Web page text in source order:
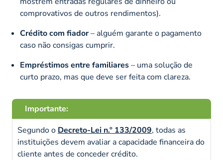
comprovativos de outros rendimentos).
Crédito com fiador– alguém garante o pagamento
caso não consigas cumprir.
Empréstimos entre familiares– uma solução de
curto prazo, mas que deve ser feita com clareza.
Importante:
Segundo o Decreto-Lei n.º 133/2009, todas as
instituições devem avaliar a capacidade financeira do
cliente antes de conceder crédito.